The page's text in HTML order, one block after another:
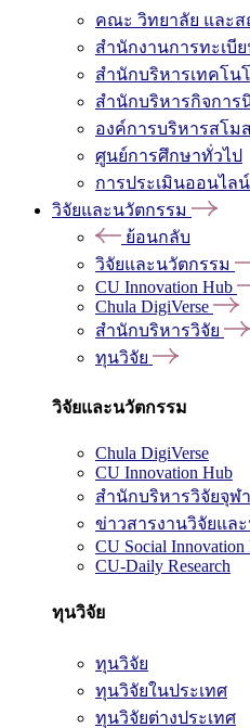
คณะ วิทยาลัย และส
สำนักงานการทะเบี
สำนักบริหารเทคโน
สำนักบริหารกิจการ
องค์การบริหารสโม
ศูนย์การศึกษาทั่วไป
การประเมินออนไล
วิจัยและนวัตกรรม
ย้อนกลับ
วิจัยและนวัตกรรม
CU Innovation Hub
Chula DigiVerse
สำนักบริหารวิจัย
ทุนวิจัย
วิจัยและนวัตกรรม
Chula DigiVerse
CU Innovation Hub
สำนักบริหารวิจัยจุฬ
ข่าวสารงานวิจัยแล
CU Social Innovation
CU-Daily Research
ทุนวิจัย
ทุนวิจัย
ทุนวิจัยในประเทศ
ทุนวิจัยต่างประเทศ